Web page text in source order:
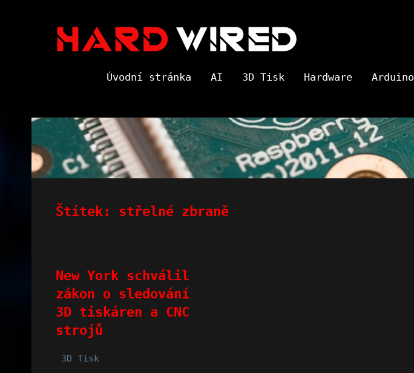
content
Wired
Úvodní stránka AI 3D Tisk Hardware Arduino
Štítek: střelné zbraně
New York schválil
zákon o sledování
3D tiskáren a CNC
strojů
3D Tisk